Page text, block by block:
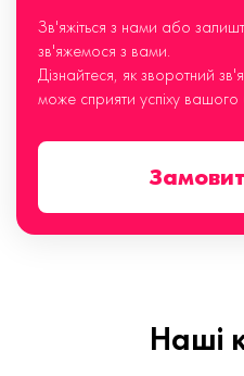
Зв'яжіться з нами або
зв'яжемося з вами.
Дізнайтеся, як зворотний
може сприяти успіху вашого
Наші